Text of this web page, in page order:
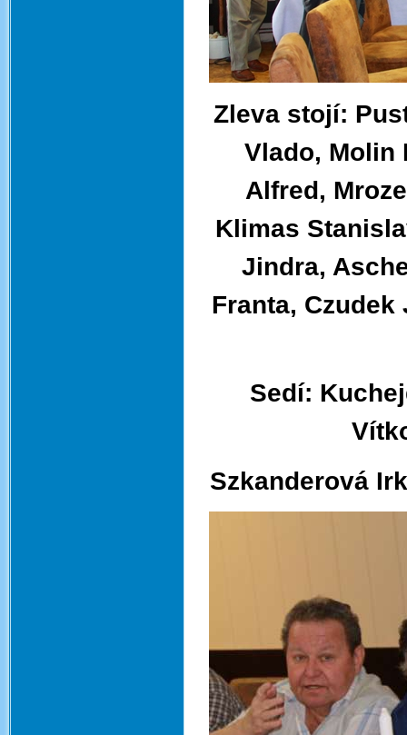
Zleva stojí:
Vlado, Molin
Alfred,
Klimas
Jindra,
Franta,
Sedí:
Szkanderová